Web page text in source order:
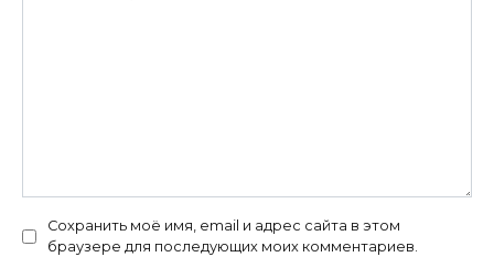
Сохранить моё имя, email и адрес сайта в этом
браузере для последующих моих комментариев.